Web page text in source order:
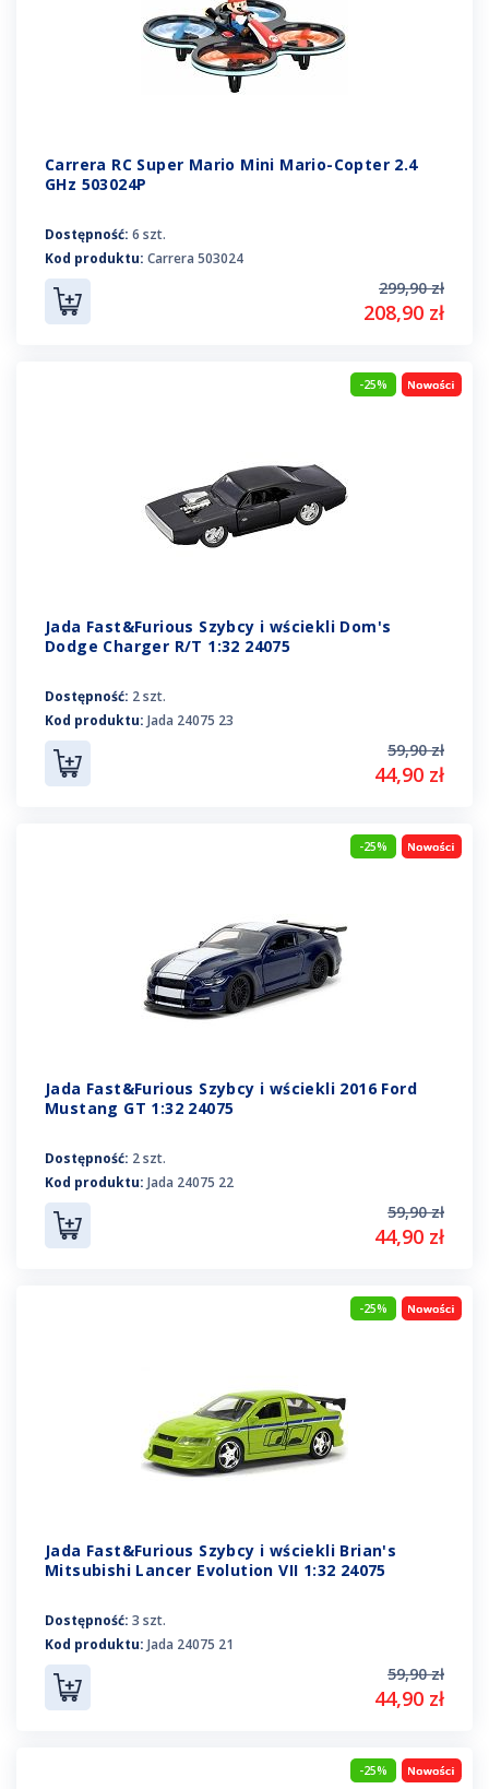
Carrera RC Super Mario Mini Mario-Copter 2.4
GHz 503024P
Dostępność: 6 szt.
Kod produktu: Carrera 503024
299,90 zł
208,90 zł
-25%
Jada Fast&Furious Szybcy i wściekli Dom's
Dodge Charger R/T 1:32 24075
Dostępność: 2 szt.
Kod produktu: Jada 24075 23
59,90 zł
44,90 zł
-25%
Jada Fast&Furious Szybcy i wściekli 2016 Ford
Mustang GT 1:32 24075
Dostępność: 2 szt.
Kod produktu: Jada 24075 22
59,90 zł
44,90 zł
-25%
Jada Fast&Furious Szybcy i wściekli Brian's
Mitsubishi Lancer Evolution VII 1:32 24075
Dostępność: 3 szt.
Kod produktu: Jada 24075 21
59,90 zł
44,90 zł
-25%